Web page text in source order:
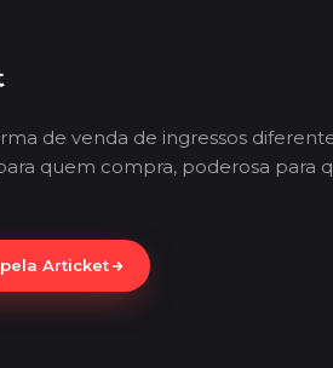
de venda de ingressos
quem compra, poderosa para
Articket